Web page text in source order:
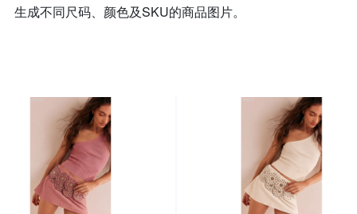
生成不同尺码、颜色及SKU的商品图片。